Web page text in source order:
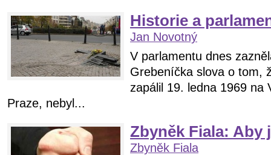
Historie a
Jan Novotný
V parlamentu dnes
Grebeníčka slova o tom,
zapálil 19. ledna 1969 na
Praze, nebyl...
Zbyněk Fiala: Aby
Zbyněk Fiala